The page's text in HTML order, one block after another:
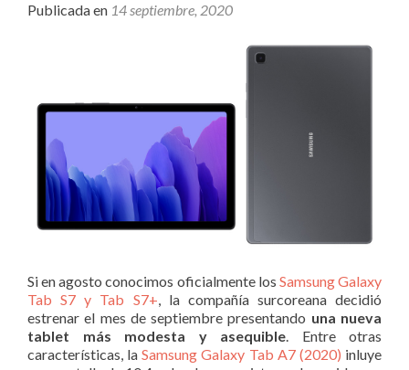
Publicada en 14 septiembre, 2020
Si en agosto conocimos oficialmente los Samsung Galaxy
Tab S7 y Tab S7+ , la compañía surcoreana decidió
estrenar el mes de septiembre presentando una nueva
tablet más modesta y asequible . Entre otras
características, laSamsung Galaxy Tab A7 (2020) inluye